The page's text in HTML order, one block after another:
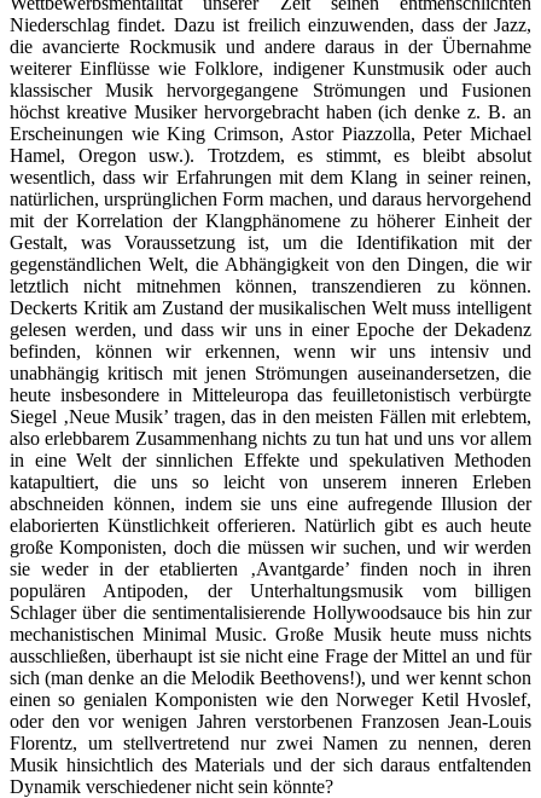
Niederschlag findet. Dazu ist freilich einzuwenden, dass der Jazz,
die avancierte Rockmusik und andere daraus in der Übernahme
weiterer Einflüsse wie Folklore, indigener Kunstmusik oder auch
klassischer Musik hervorgegangene Strömungen und Fusionen
höchst kreative Musiker hervorgebracht haben (ich denke z. B. an
Erscheinungen wie King Crimson, Astor Piazzolla, Peter Michael
Hamel, Oregon usw.). Trotzdem, es stimmt, es bleibt absolut
wesentlich, dass wir Erfahrungen mit dem Klang in seiner reinen,
natürlichen, ursprünglichen Form machen, und daraus hervorgehend
mit der Korrelation der Klangphänomene zu höherer Einheit der
Gestalt, was Voraussetzung ist, um die Identifikation mit der
gegenständlichen Welt, die Abhängigkeit von den Dingen, die wir
letztlich nicht mitnehmen können, transzendieren zu können.
Deckerts Kritik am Zustand der musikalischen Welt muss intelligent
gelesen werden, und dass wir uns in einer Epoche der Dekadenz
befinden, können wir erkennen, wenn wir uns intensiv und
unabhängig kritisch mit jenen Strömungen auseinandersetzen, die
heute insbesondere in Mitteleuropa das feuilletonistisch verbürgte
Siegel ‚Neue Musik’ tragen, das in den meisten Fällen mit erlebtem,
also erlebbarem Zusammenhang nichts zu tun hat und uns vor allem
in eine Welt der sinnlichen Effekte und spekulativen Methoden
katapultiert, die uns so leicht von unserem inneren Erleben
abschneiden können, indem sie uns eine aufregende Illusion der
elaborierten Künstlichkeit offerieren. Natürlich gibt es auch heute
große Komponisten, doch die müssen wir suchen, und wir werden
sie weder in der etablierten ‚Avantgarde’ finden noch in ihren
populären Antipoden, der Unterhaltungsmusik vom billigen
Schlager über die sentimentalisierende Hollywoodsauce bis hin zur
mechanistischen Minimal Music. Große Musik heute muss nichts
ausschließen, überhaupt ist sie nicht eine Frage der Mittel an und für
sich (man denke an die Melodik Beethovens!), und wer kennt schon
einen so genialen Komponisten wie den Norweger Ketil Hvoslef,
oder den vor wenigen Jahren verstorbenen Franzosen Jean-Louis
Florentz, um stellvertretend nur zwei Namen zu nennen, deren
Musik hinsichtlich des Materials und der sich daraus entfaltenden
Dynamik verschiedener nicht sein könnte?